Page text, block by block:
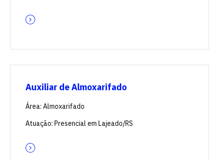
Auxiliar de Almoxarifado
Área: Almoxarifado
Atuação: Presencial em Lajeado/RS